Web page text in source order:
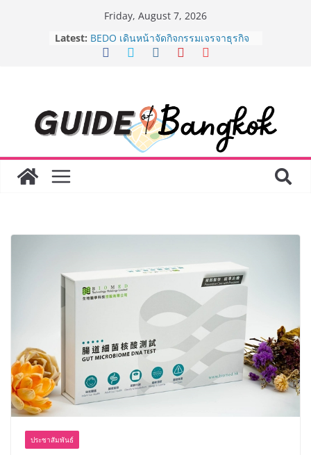
Friday, August 7, 2026
Latest: BEDO เดินหน้าจัดกิจกรรมเจรจาธุรกิจ
“BIO TRADE CONNECT 2026” ยก
สด ดอกไม้ประดิษฐ์ พวงมาลัย และสังฆ
ภัณฑ์ครบวงจร ขอเชิญเลือกซื้อมาลัย
และของขวัญต้อนรับวันแม่ เปิดให้
บริการทุกวันตลอด 24 ชั่วโมง
Guangzhou Yinghao School เผยวิสัย
8.8 “ซูเลียน” รวมพลังนักธุรกิจทั่ว
“ดร.ปิยะวัฒน์” ถ่ายทอดวิสัยทัศน์ธุรกิจ
พร้อมฟรีคอนเสิร์ต “โชค รถแห่” ยกวง
AirAsia X SEE FAH พันธมิตรทางธุรกิจ
ยาวนานกว่า 20 ปี ต่อยอดเสิร์ฟความ
อร่อย ยกเมนูระดับตำนาน “ข้าวหน้าไก่
ราชวงศ์” พุ่งทะยานสู่น่านฟ้า
ประชาสัมพันธ์